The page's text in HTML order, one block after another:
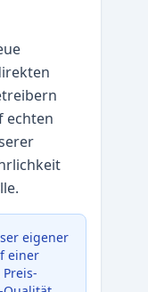
echten
eigener
einer